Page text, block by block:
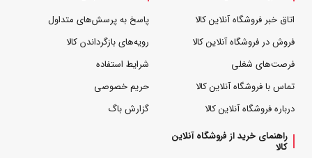
اتاق خبر فروشگاه آنلاین کالا
فروش در فروشگاه آنلاین کالا
فرصت‌های شغلی
تماس با فروشگاه آنلاین کالا
درباره فروشگاه آنلاین کالا
پاسخ به پرسش‌های متداول
رویه‌های بازگرداندن کالا
شرایط استفاده
حریم خصوصی
گزارش باگ
راهنمای خرید از فروشگاه آنلاین
کالا